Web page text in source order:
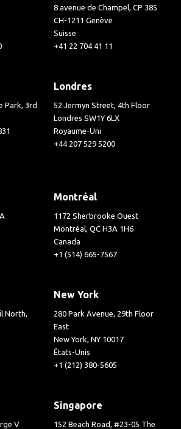
8 avenue de Champel, CP 385
CH-1211 Genève
Suisse
+41 22 704 41 11
Park, 3rd
Londres
52 Jermyn Street, 4th Floor
Londres SW1Y 6LX
Royaume-Uni
+44 207 529 5200
Montréal
1172 Sherbrooke Ouest
Montréal, QC H3A 1H6
Canada
+1 (514) 665-7567
North,
New York
280 Park Avenue, 29th Floor
East
New York, NY 10017
États-Unis
+1 (212) 380-5605
V
Singapore
152 Beach Road, #23-05 The